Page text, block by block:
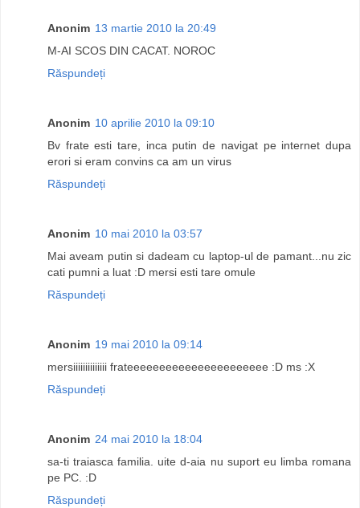
Anonim 13 martie 2010 la 20:49
M-AI SCOS DIN CACAT. NOROC
Răspundeți
Anonim 10 aprilie 2010 la 09:10
Bv frate esti tare, inca putin de navigat pe internet dupa
erori si eram convins ca am un virus
Răspundeți
Anonim 10 mai 2010 la 03:57
Mai aveam putin si dadeam cu laptop-ul de pamant...nu zic
cati pumni a luat :D mersi esti tare omule
Răspundeți
Anonim 19 mai 2010 la 09:14
mersiiiiiiiiiiiiii frateeeeeeeeeeeeeeeeeeeeee :D ms :X
Răspundeți
Anonim 24 mai 2010 la 18:04
sa-ti traiasca familia. uite d-aia nu suport eu limba romana
pe PC. :D
Răspundeți